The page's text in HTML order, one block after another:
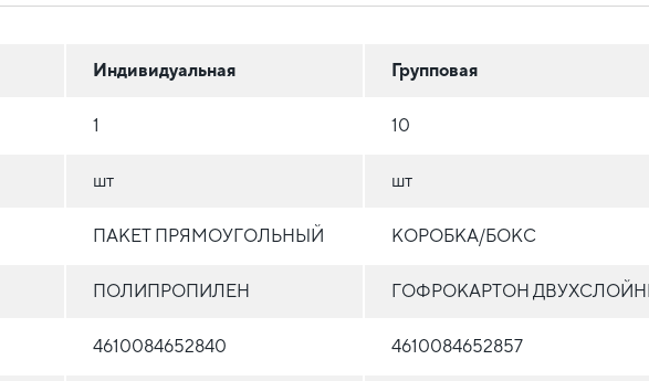
Индивидуальная Групповая
1 10
шт шт
ПАКЕТ ПРЯМОУГОЛЬНЫЙ КОРОБКА/БОКС
ПОЛИПРОПИЛЕН ГОФРОКАРТОН
4610084652840 4610084652857